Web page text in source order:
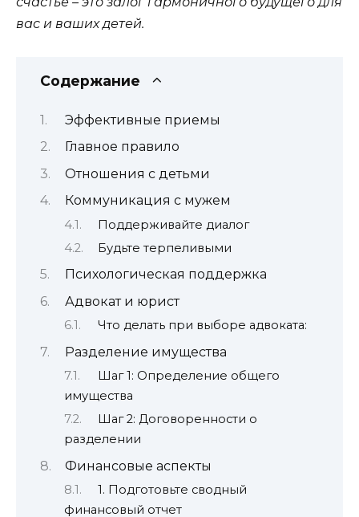
вас и ваших детей.
Содержание
Эффективные приемы
Главное правило
Отношения с детьми
Коммуникация с мужем
Поддерживайте диалог
Будьте терпеливыми
Психологическая поддержка
Адвокат и юрист
Что делать при выборе адвоката:
Разделение имущества
Шаг 1: Определение общего
имущества
Шаг 2: Договоренности о
разделении
Финансовые аспекты
1. Подготовьте сводный
финансовый отчет